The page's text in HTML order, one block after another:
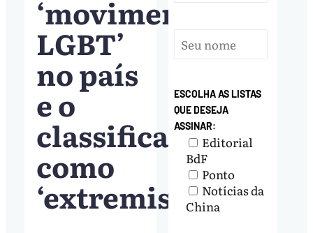
‘movimento
LGBT’
no país
e o
classifica
como
‘extremista’
ESCOLHA AS LISTAS
QUE DESEJA
ASSINAR:
Editorial
BdF
Ponto
Notícias da
China